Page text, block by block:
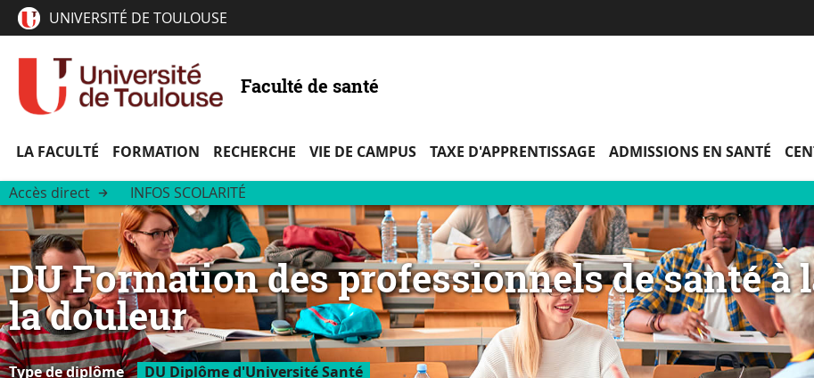
au
directs
UNIVERSITÉ DE TOULOUSE
Faculté de santé
LA FACULTÉ FORMATION RECHERCHE VIE DE CAMPUS TAXE D'APPRENTISSAGE ADMISSIONS EN SANTÉ
Accès direct INFOS SCOLARITÉ
DU Formation des professionnels de santé à
la douleur
Type de diplôme DU Diplôme d'Université Santé